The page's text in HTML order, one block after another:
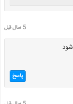
5 سال قبل
پاسخ